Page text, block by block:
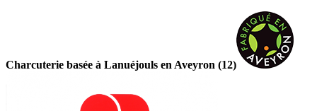
Charcuterie basée à Lanuéjouls en Aveyron (12)